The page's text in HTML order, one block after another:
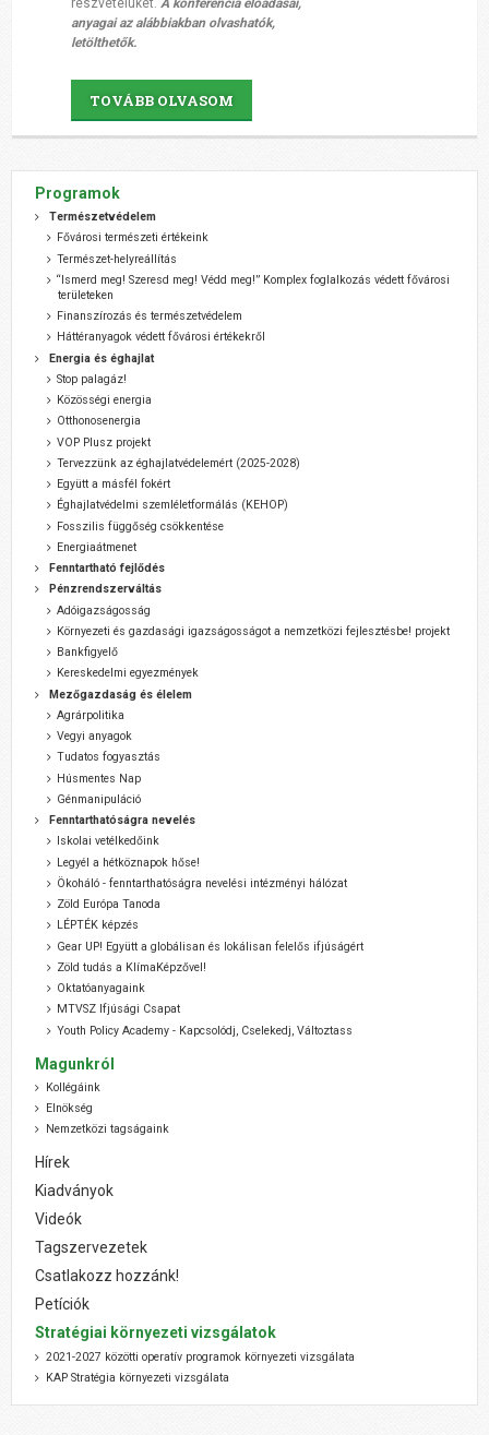
részvételüket. A konferencia előadásai,
anyagai az alábbiakban olvashatók,
letölthetők.
TOVÁBB OLVASOM
Programok
Természetvédelem
Fővárosi természeti értékeink
Természet-helyreállítás
“Ismerd meg! Szeresd meg! Védd meg!” Komplex foglalkozás védett fővárosi
területeken
Finanszírozás és természetvédelem
Háttéranyagok védett fővárosi értékekről
Energia és éghajlat
Stop palagáz!
Közösségi energia
Otthonosenergia
VOP Plusz projekt
Tervezzünk az éghajlatvédelemért (2025-2028)
Együtt a másfél fokért
Éghajlatvédelmi szemléletformálás (KEHOP)
Fosszilis függőség csökkentése
Energiaátmenet
Fenntartható fejlődés
Pénzrendszerváltás
Adóigazságosság
Környezeti és gazdasági igazságosságot a nemzetközi fejlesztésbe! projekt
Bankfigyelő
Kereskedelmi egyezmények
Mezőgazdaság és élelem
Agrárpolitika
Vegyi anyagok
Tudatos fogyasztás
Húsmentes Nap
Génmanipuláció
Fenntarthatóságra nevelés
Iskolai vetélkedőink
Legyél a hétköznapok hőse!
Ökoháló - fenntarthatóságra nevelési intézményi hálózat
Zöld Európa Tanoda
LÉPTÉK képzés
Gear UP! Együtt a globálisan és lokálisan felelős ifjúságért
Zöld tudás a KlímaKépzővel!
Oktatóanyagaink
MTVSZ Ifjúsági Csapat
Youth Policy Academy - Kapcsolódj, Cselekedj, Változtass
Magunkról
Kollégáink
Elnökség
Nemzetközi tagságaink
Hírek
Kiadványok
Videók
Tagszervezetek
Csatlakozz hozzánk!
Petíciók
Stratégiai környezeti vizsgálatok
2021-2027 közötti operatív programok környezeti vizsgálata
KAP Stratégia környezeti vizsgálata